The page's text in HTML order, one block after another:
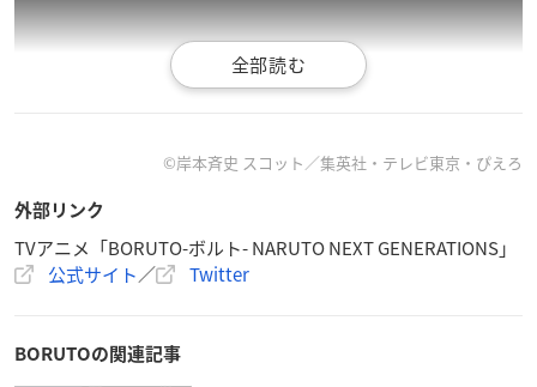
「BAKU」
©岸本斉史 スコット／集英社・テレビ東京・ぴえろ
外部リンク
TVアニメ「BORUTO-ボルト- NARUTO NEXT GENERATIONS」
公式サイト／ Twitter
BORUTOの関連記事